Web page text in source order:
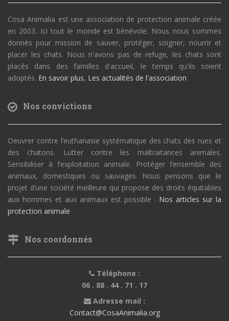
Cosa Animalia est une association de protection animale créée
en 2003. Ici tout le monde est bénévole. Nous nous sommes
donnés pour mission de sauver, protéger, soigner, nourrir et
placer les chats. Nous n'avons pas de refuge, les chats sont
placés dans des familles d'accueil, le temps qu'ils soient
adoptés. En savoir plus, Les actualités de l'association
Nos convictions
Oeuvrer contre l’euthanasie systématique des chats des rues et
des chatons. Lutter contre les maltraitances animales.
Sensibiliser à l’exploitation animale. Protéger l’ensemble des
animaux, domestiques ou sauvages. Nous pensons que le
projet d’une société meilleure qui propose des droits équitables
aux hommes et aux animaux est possible . Nos articles sur la
protection animale
Nos coordonnés
Téléphone :
06 . 88 . 44 . 71 . 17
Adresse mail :
Contact@CosaAnimalia.org